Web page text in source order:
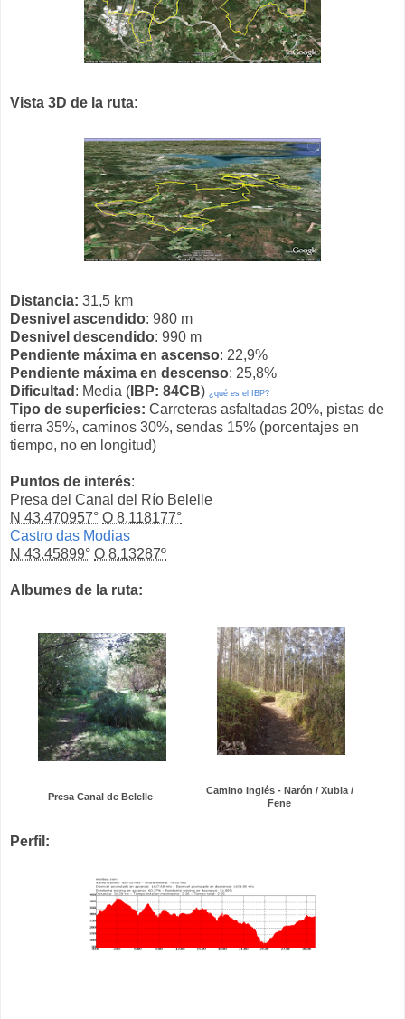
Vista 3D de la ruta:
Distancia: 31,5 km
Desnivel ascendido: 980 m
Desnivel descendido: 990 m
Pendiente máxima en ascenso: 22,9%
Pendiente máxima en descenso: 25,8%
Dificultad : Media ( IBP: 84CB) ¿qué es el IBP?
Tipo de superficies: Carreteras asfaltadas 20%, pistas de
tierra 35%, caminos 30%, sendas 15% (porcentajes en
tiempo, no en longitud)
Puntos de interés:
Presa del Canal del Río Belelle
N 43.470957° O 8.118177°
Castro das Modias
N 43.45899° O 8.13287º
Albumes de la ruta:
Presa Canal de Belelle
Camino Inglés - Narón / Xubia /
Fene
Perfil: